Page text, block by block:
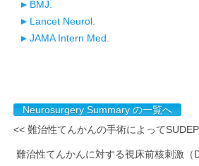
BMJ.
Lancet Neurol.
JAMA Intern Med.
Neurosurgery Summary の一覧へ
<< 難治性てんかんの手術によって
難治性てんかんに対する視床前核刺激（